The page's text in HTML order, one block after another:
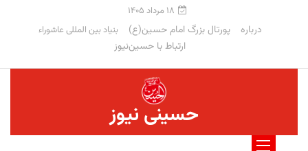
۱۸ مرداد ۱۴۰۵
درباره پورتال بزرگ امام حسین(ع) بنیاد بین المللی عاشوراء
ارتباط با حسین‌نیوز
حسینی نیوز